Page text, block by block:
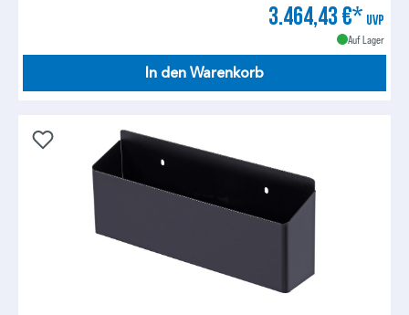
3.464,43 €* UVP
Auf Lager
In den Warenkorb